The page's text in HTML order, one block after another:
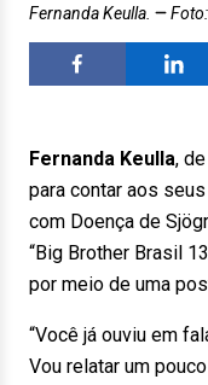
Fernanda Keulla.
Fernanda Keulla,
para contar aos
com Doença de
“Big Brother Brasil
por meio de uma
“Você já ouviu em
Vou relatar um